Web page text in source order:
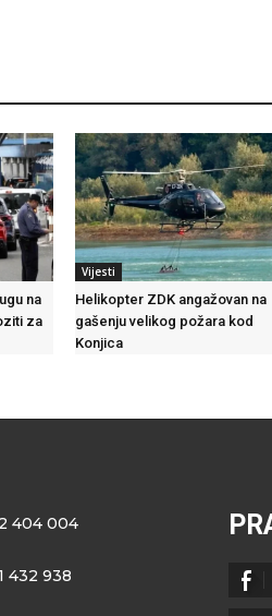
na
za
Vijesti
Helikopter ZDK angažovan na
gašenju velikog požara kod
Konjica
404 004
432 938